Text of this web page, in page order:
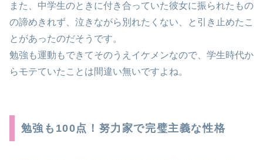
また、中学生のときに付き合っていた彼女に振られたもの
の諦めきれず、泣きながら別れたくない、と引き止めたこ
とがあったのだそうです。
勉強も運動もできてそのうえイケメンなので、学生時代か
らモテていたことは間違い無いですよね。
勉強も100点！努力家で完璧主義な性格